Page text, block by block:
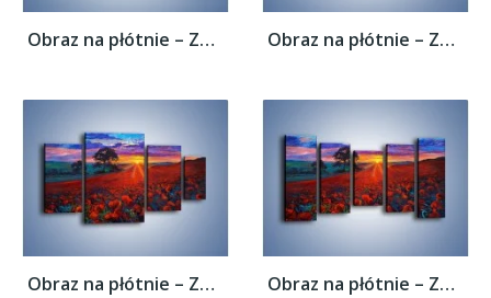
Obraz na płótnie – Zachód słońca nad... Obraz na płótnie – Zachód słońca nad...
Obraz na płótnie – Zachód słońca nad... Obraz na płótnie – Zachód słońca nad...